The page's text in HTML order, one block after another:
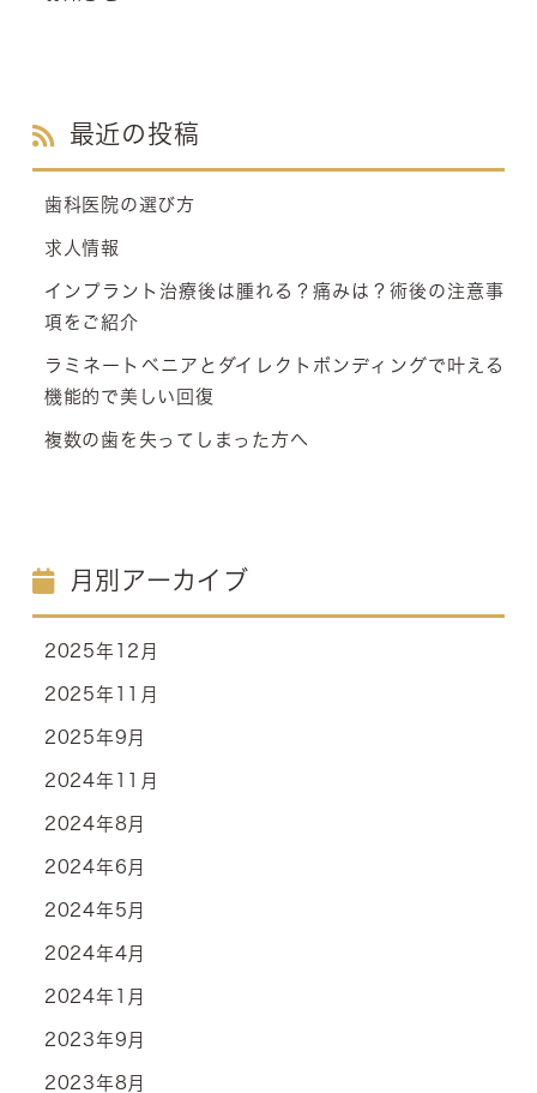
最近の投稿
歯科医院の選び方
求人情報
インプラント治療後は腫れる？痛みは？術後の注意事
項をご紹介
ラミネートベニアとダイレクトボンディングで叶える
機能的で美しい回復
複数の歯を失ってしまった方へ
月別アーカイブ
2025年12月
2025年11月
2025年9月
2024年11月
2024年8月
2024年6月
2024年5月
2024年4月
2024年1月
2023年9月
2023年8月